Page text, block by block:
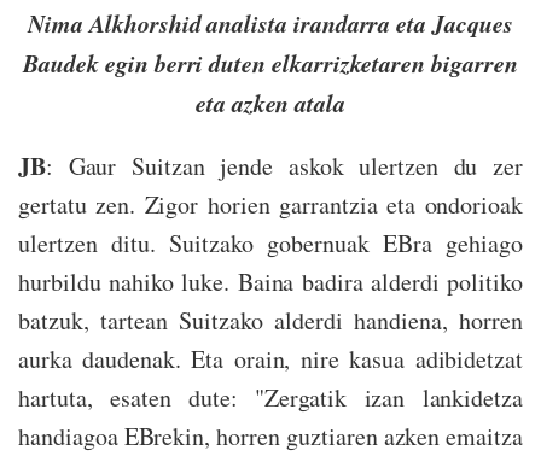
Nima Alkhorshid analista irandarra eta Jacques
Baudek egin berri duten elkarrizketaren bigarren
eta azken atala
JB: Gaur Suitzan jende askok ulertzen du zer
gertatu zen. Zigor horien garrantzia eta ondorioak
ulertzen ditu. Suitzako gobernuak EBra gehiago
hurbildu nahiko luke. Baina badira alderdi politiko
batzuk, tartean Suitzako alderdi handiena, horren
aurka daudenak. Eta orain, nire kasua adibidetzat
hartuta, esaten dute: "Zergatik izan lankidetza
handiagoa EBrekin, horren guztiaren azken emaitza